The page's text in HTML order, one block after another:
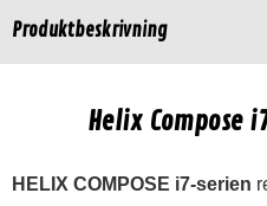
Produktbeskrivning
Helix Compose
HELIX COMPOSE i7-serien